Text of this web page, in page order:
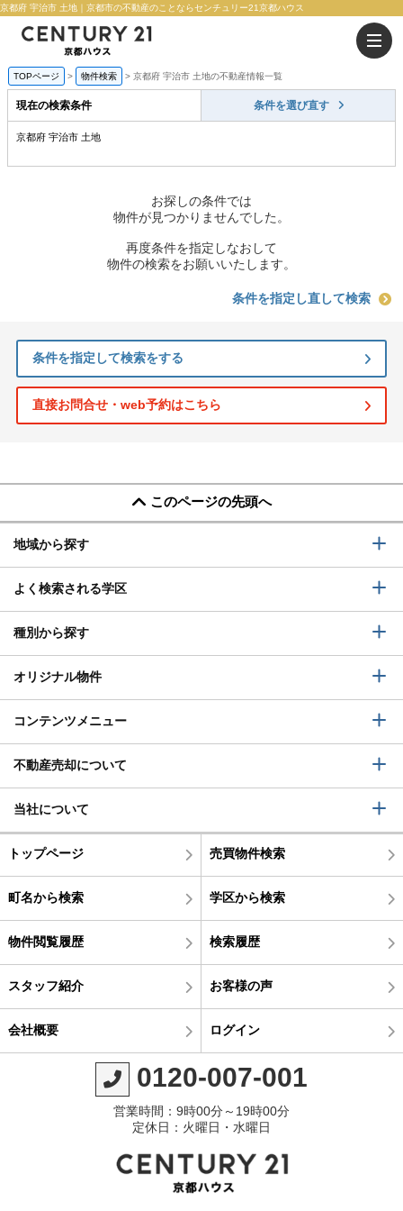
京都府 宇治市 土地｜京都市の不動産のことならセンチュリー21京都ハウス
TOPページ 物件検索 京都府 宇治市 土地の不動産情報一覧
現在の検索条件 条件を選び直す
京都府 宇治市 土地
お探しの条件では
物件が見つかりませんでした。
再度条件を指定しなおして
物件の検索をお願いいたします。
条件を指定し直して検索
条件を指定して検索をする
直接お問合せ・web予約はこちら
このページの先頭へ
地域から探す
よく検索される学区
種別から探す
オリジナル物件
コンテンツメニュー
不動産売却について
当社について
トップページ 売買物件検索
町名から検索 学区から検索
物件閲覧履歴 検索履歴
スタッフ紹介 お客様の声
会社概要 ログイン
0120-007-001
営業時間：9時00分～19時00分
定休日：火曜日・水曜日